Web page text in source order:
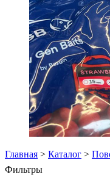
Главная > Каталог >
Фильтры